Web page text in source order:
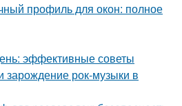
профиль для окон: полное
эффективные советы
зарождение рок-музыки в